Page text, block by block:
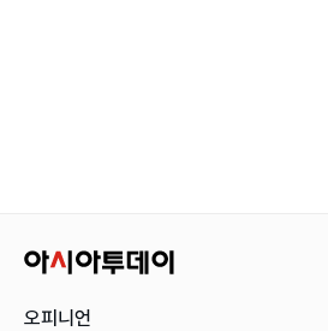
오피니언